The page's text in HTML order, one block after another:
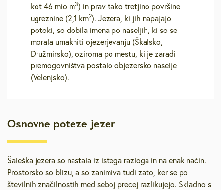
kot 46 mio m3) in prav tako tretjino površine
ugreznine (2,1 km2). Jezera, ki jih napajajo
potoki, so dobila imena po naseljih, ki so se
morala umakniti ojezerjevanju (Škalsko,
Družmirsko), oziroma po mestu, ki je zaradi
premogovništva postalo objezersko naselje
(Velenjsko).
Osnovne poteze jezer
Šaleška jezera so nastala iz istega razloga in na enak način.
Prostorsko so blizu, a so zanimiva tudi zato, ker se po
številnih značilnostih med seboj precej razlikujejo. Skladno s